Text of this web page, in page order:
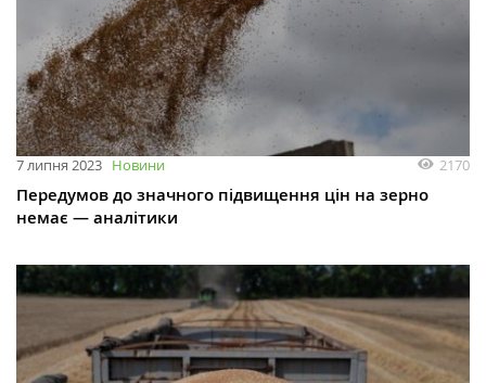
7 липня 2023 Новини 2170
Передумов до значного підвищення цін на зерно
немає — аналітики